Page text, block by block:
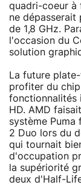
quadri-coeur à
ne dépasserait
de 1,8 GHz.
l'occasion du
solution
La future
profiter du
fonctionnalités
HD. AMD
système Puma
2 Duo lors du
qui tournait
d'occupation
la supériorité
deux d'Half-